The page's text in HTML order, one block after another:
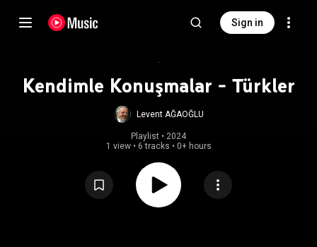
Sign in
Kendimle Konuşmalar - Türkler
Levent AĞAOĞLU
Playlist • 2024
1 view• 6 tracks • 0+ hours